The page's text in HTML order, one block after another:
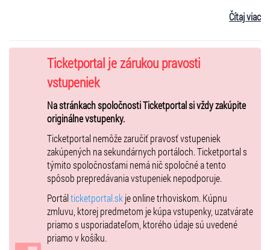
a desiatky ďalších si spievajú už dve generácie ľudí a
INEKAFE
basgitara, vokály /Jozef “Dodo” Praženec – bicie, vokály.
Všetky info nawww.inekafe.sk
Ceny vstupeniek v sieti Ticketportal:
10.05. - 31.05. 17,- €
01.06. - 01.07. 19,- €
Cena vstupeniek na mieste: 20,- €
Čítaj viac
Ticketportal je zárukou pravosti
vstupeniek
Na stránkach spoločnosti Ticketportal si vždy zakúpite
originálne vstupenky.
Ticketportal nemôže zaručiť pravosť vstupeniek
zakúpených na sekundárnych portáloch. Ticketportal s
týmito spoločnosťami nemá nič spoločné a tento
spôsob prepredávania vstupeniek nepodporuje.
Portálticketportal.sk je online trhoviskom. Kúpnu
zmluvu, ktorej predmetom je kúpa vstupenky, uzatvárate
priamo s usporiadateľom, ktorého údaje sú uvedené
priamo v košíku.